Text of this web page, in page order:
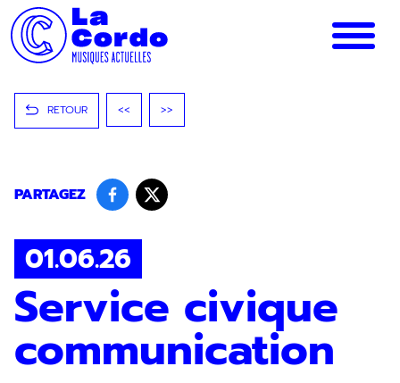
Panneau de gestion des cookies
RETOUR << >>
PARTAGEZ
01.06.26
Service civique
communication